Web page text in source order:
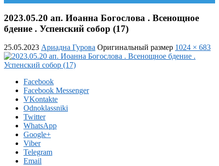
2023.05.20 ап. Иоанна Богослова . Всенощное
бдение . Успенский собор (17)
25.05.2023 Ариадна Гурова Оригинальный размер 1024 × 683
Facebook
Facebook Messenger
VKontakte
Odnoklassniki
Twitter
WhatsApp
Google+
Viber
Telegram
Email